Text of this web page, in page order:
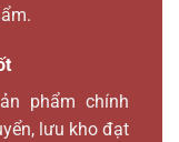
phẩm chính
lưu kho đạt